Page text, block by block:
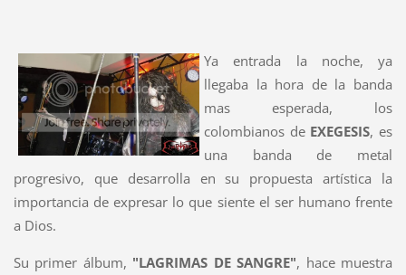
Ya entrada la noche, ya
llegaba la hora de la banda
mas esperada, los
colombianos de EXEGESIS, es
una banda de metal
progresivo, que desarrolla en su propuesta artística la
importancia de expresar lo que siente el ser humano frente
a Dios.
Su primer álbum, "LAGRIMAS DE SANGRE", hace muestra